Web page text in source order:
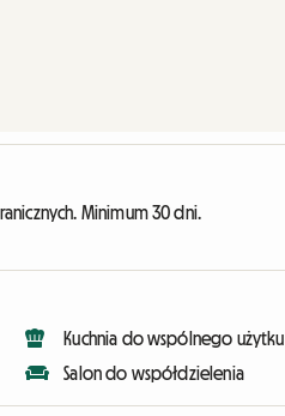
Minimum 30 dni.
Kuchnia do wspólnego użytku
Salon do współdzielenia